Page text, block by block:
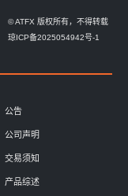
© ATFX 版权所有，不得转载
琼ICP备2025054942号-1
公告
公司声明
交易须知
产品综述